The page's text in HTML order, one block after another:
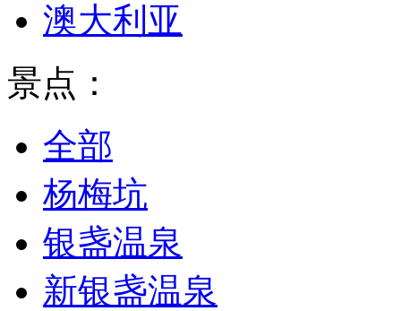
澳大利亚
景点：
全部
杨梅坑
银盏温泉
新银盏温泉